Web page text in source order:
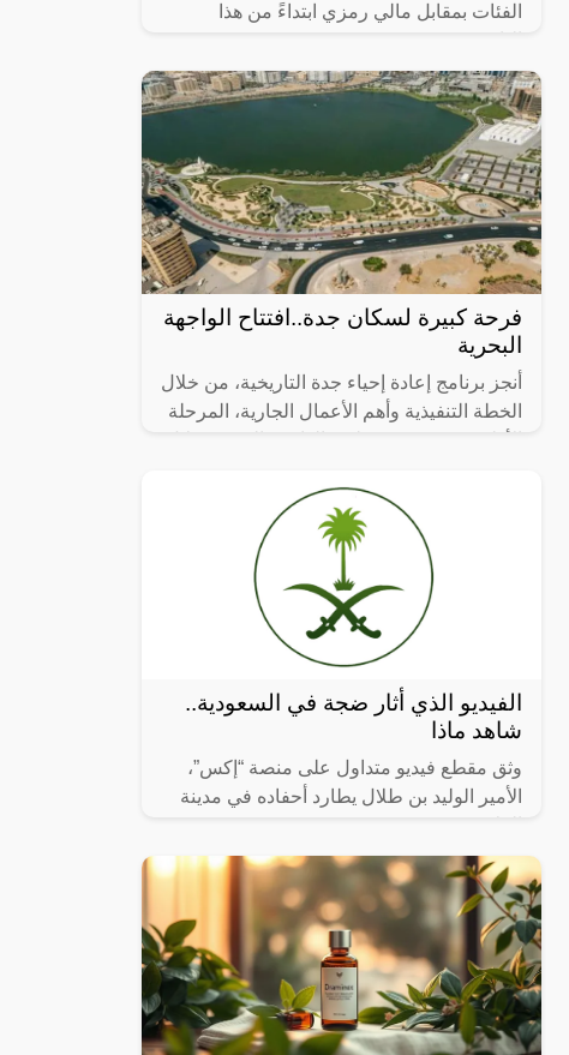
الفئات بمقابل مالي رمزي ابتداءً من هذا
فرحة كبيرة لسكان جدة..افتتاح الواجهة
البحرية
أنجز برنامج إعادة إحياء جدة التاريخية، من خلال
الخطة التنفيذية وأهم الأعمال الجارية، المرحلة
الفيديو الذي أثار ضجة في السعودية..
شاهد ماذا
وثق مقطع فيديو متداول على منصة “إكس”،
الأمير الوليد بن طلال يطارد أحفاده في مدينة